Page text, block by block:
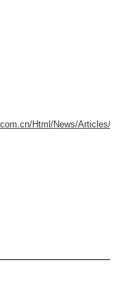
Html/News/Articles/